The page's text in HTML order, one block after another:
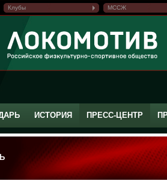
Клубы МССЖ
ИСТОРИЯ ПРЕСС-ЦЕНТР